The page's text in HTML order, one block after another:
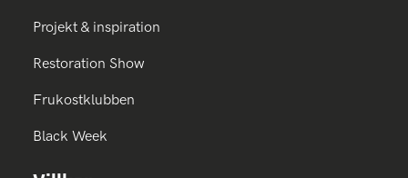
Projekt & inspiration
Restoration Show
Frukostklubben
Black Week